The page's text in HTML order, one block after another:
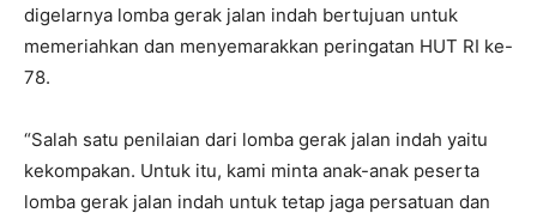
digelarnya lomba gerak jalan indah bertujuan untuk
memeriahkan dan menyemarakkan peringatan HUT RI ke-
78.
“Salah satu penilaian dari lomba gerak jalan indah yaitu
kekompakan. Untuk itu, kami minta anak-anak peserta
lomba gerak jalan indah untuk tetap jaga persatuan dan